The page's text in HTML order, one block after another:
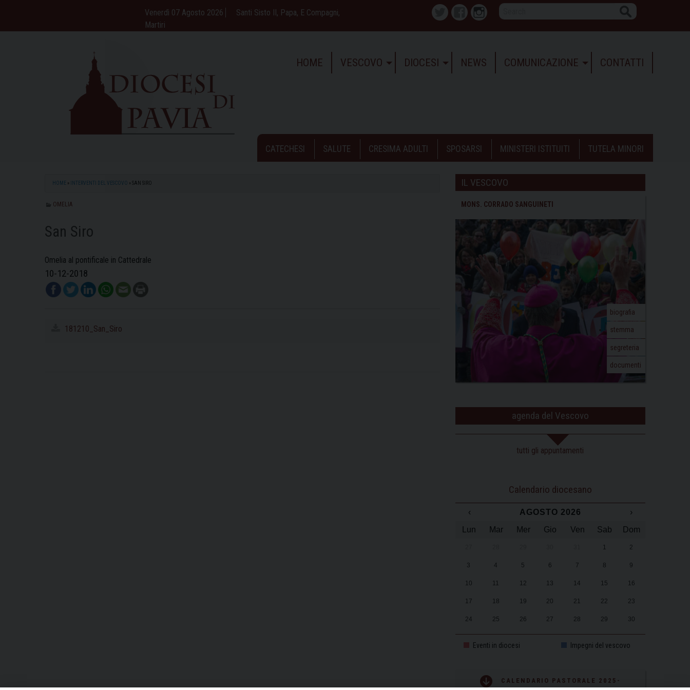
content
Venerdì 07 Agosto 2026
Santi Sisto II, Papa, E Compagni,
Martiri
Twitter FacebookInstagram
HOME VESCOVO DIOCESI NEWS COMUNICAZIONE CONTATTI
CATECHESI SALUTE CRESIMA ADULTI SPOSARSI MINISTERI ISTITUITI TUTELA MINORI
HOME » INTERVENTI DEL VESCOVO » SAN SIRO
OMELIA
San Siro
Omelia al pontificale in Cattedrale
10-12-2018
181210_San_Siro
IL VESCOVO
MONS. CORRADO SANGUINETI
biografia
stemma
segreteria
documenti
agenda del Vescovo
tutti gli appuntamenti
Calendario diocesano
‹ AGOSTO 2026
›
Lun
Mar Mer Gio Ven Sab Dom
1 2
3 4 5 6 7 8 9
10 11 12 13 14 15 16
17 18 19 20 21 22 23
24 25 26 27 28 29 30
Eventi in diocesi Impegni del vescovo
CALENDARIO PASTORALE 2025-